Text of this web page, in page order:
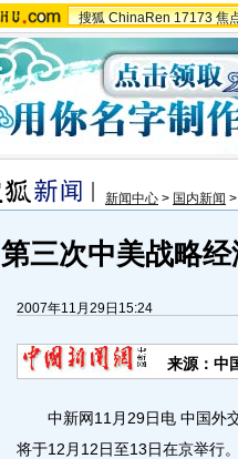
搜狐 ChinaRen 17173 焦
新闻中心 > 国内新闻 >
第三次中美战略
2007年11月29日15:24
来源：中
中新网11月29日电 中国外交
将于12月12日至13日在京举行